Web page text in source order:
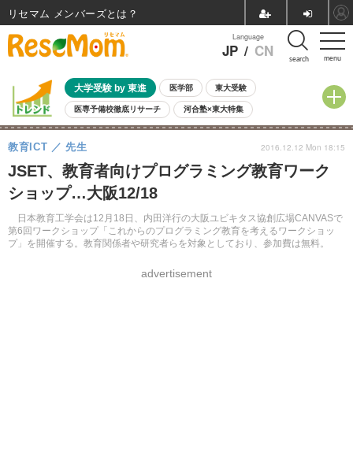
menu
Language
JP / CN search
大学受験 by 東進 医学部 東大受験
医専予備校徹底リサーチ 河合塾×東大特集
親子で考える大学選び 高校受験 中学受験 小学校受験
共通テスト 夏休み
8月開催イベント・WS 全国公立高校 過去問 人気記事
自由研究教材（小学生向け） 自由研究教材（中学生向け）
JSET、教育者向けプログラミング教育ワーク
ショップ…大阪12/18
日本教育工学会は12月18日、内田洋行の大阪ユビキタス協創広場CANVASで
第6回ワークショップ「これからのプログラミング教育を考えるワークショッ
プ」を開催する。教育関係者や研究者らを対象としており、参加費は無料。
教育ICT 先生
advertisement
2016.12.12 Mon 18:15
リセマム メンバーズ